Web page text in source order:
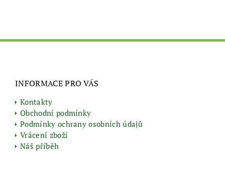
INFORMACE PRO VÁS
Kontakty
Obchodní podmínky
Podmínky ochrany osobních údajů
Vrácení zboží
Náš příběh